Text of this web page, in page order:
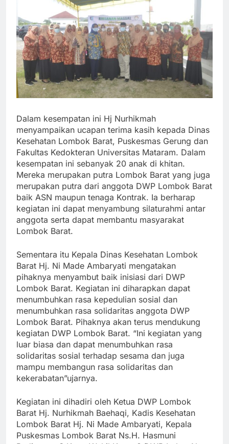
Dalam kesempatan ini Hj Nurhikmah
menyampaikan ucapan terima kasih kepada Dinas
Kesehatan Lombok Barat, Puskesmas Gerung dan
Fakultas Kedokteran Universitas Mataram. Dalam
kesempatan ini sebanyak 20 anak di khitan.
Mereka merupakan putra Lombok Barat yang juga
merupakan putra dari anggota DWP Lombok Barat
baik ASN maupun tenaga Kontrak. Ia berharap
kegiatan ini dapat menyambung silaturahmi antar
anggota serta dapat membantu masyarakat
Lombok Barat.
Sementara itu Kepala Dinas Kesehatan Lombok
Barat Hj. Ni Made Ambaryati mengatakan
pihaknya menyambut baik inisiasi dari DWP
Lombok Barat. Kegiatan ini diharapkan dapat
menumbuhkan rasa kepedulian sosial dan
menumbuhkan rasa solidaritas anggota DWP
Lombok Barat. Pihaknya akan terus mendukung
kegiatan DWP Lombok Barat. “Ini kegiatan yang
luar biasa dan dapat menumbuhkan rasa
solidaritas sosial terhadap sesama dan juga
mampu membangun rasa solidaritas dan
kekerabatan”ujarnya.
Kegiatan ini dihadiri oleh Ketua DWP Lombok
Barat Hj. Nurhikmah Baehaqi, Kadis Kesehatan
Lombok Barat Hj. Ni Made Ambaryati, Kepala
Puskesmas Lombok Barat Ns.H. Hasmuni